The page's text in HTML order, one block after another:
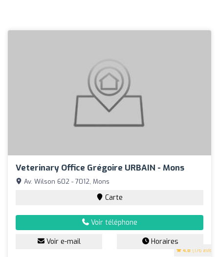
Veterinary Office Grégoire URBAIN - Mons
4.8 (176 avis)
Av. Wilson 602 - 7012, Mons
Carte
Voir téléphone
Voir e-mail Horaires